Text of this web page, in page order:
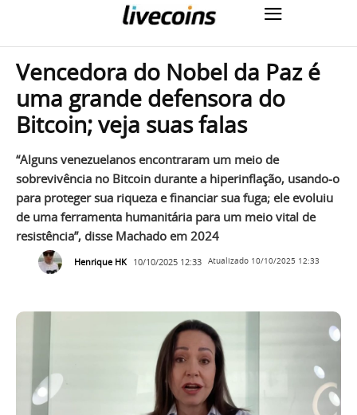
Vencedora do Nobel da Paz é
uma grande defensora do
Bitcoin; veja suas falas
“Alguns venezuelanos encontraram um meio de
sobrevivência no Bitcoin durante a hiperinflação, usando-o
para proteger sua riqueza e financiar sua fuga; ele evoluiu
de uma ferramenta humanitária para um meio vital de
resistência”, disse Machado em 2024
Henrique HK 10/10/2025 12:33 Atualizado 10/10/2025 12:33